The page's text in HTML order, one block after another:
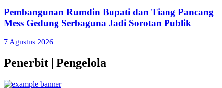
Pembangunan Rumdin Bupati dan Tiang Pancang
Mess Gedung Serbaguna Jadi Sorotan Publik
7 Agustus 2026
Penerbit | Pengelola